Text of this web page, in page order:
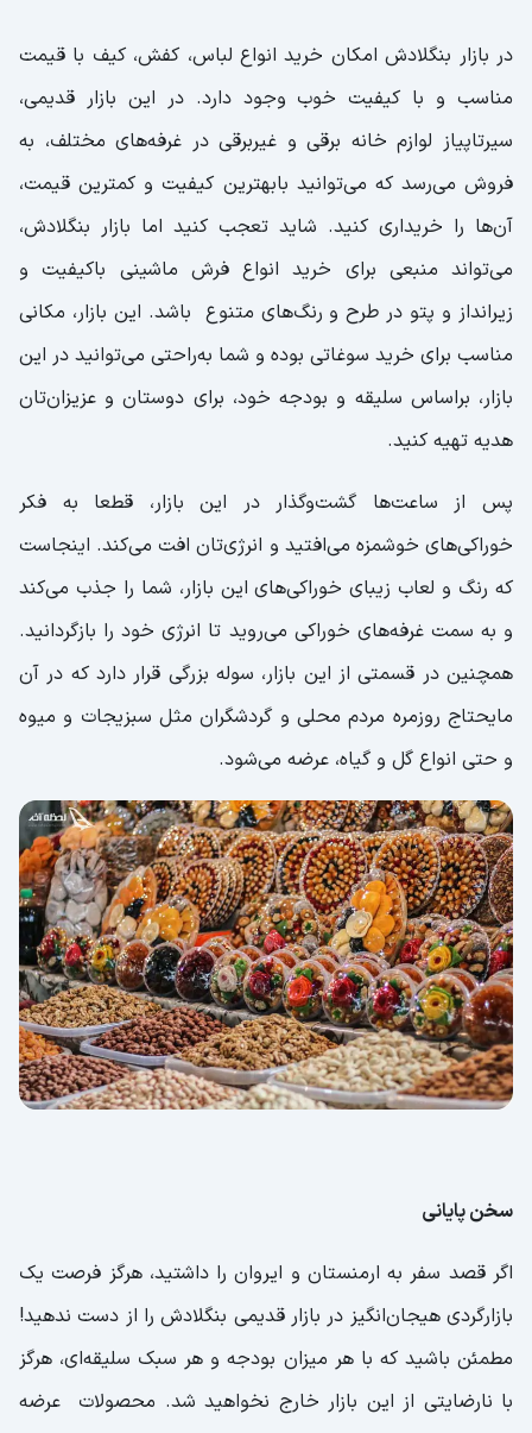
در بازار بنگلادش امکان خرید انواع لباس، کفش، کیف با قیمت
مناسب و با کیفیت خوب وجود دارد. در این بازار قدیمی،
سیرتاپیاز لوازم خانه برقی و غیربرقی در غرفه‌های مختلف، به
فروش می‌رسد که می‌توانید بابهترین کیفیت و کمترین قیمت،
آن‌ها را خریداری کنید. شاید تعجب کنید اما بازار بنگلادش،
می‌تواند منبعی برای خرید انواع فرش ماشینی باکیفیت و
زیرانداز و پتو در طرح و رنگ‌های متنوع باشد. این بازار، مکانی
مناسب برای خرید سوغاتی بوده و شما به‌راحتی می‌توانید در این
بازار، براساس سلیقه و بودجه خود، برای دوستان و عزیزان‌تان
هدیه تهیه کنید.
پس از ساعت‌ها گشت‌و‌گذار در این بازار، قطعا به فکر
خوراکی‌های خوشمزه می‌افتید و انرژی‌تان افت می‌کند. اینجاست
که رنگ و لعاب زیبای خوراکی‌های این بازار، شما را جذب می‌کند
و به سمت غرفه‌های خوراکی می‌روید تا انرژی خود را بازگردانید.
همچنین در قسمتی از این بازار، سوله بزرگی قرار دارد که در آن
مایحتاج روزمره مردم محلی و گردشگران مثل سبزیجات و میوه
و حتی انواع گل و گیاه، عرضه می‌شود‌.
سخن پایانی
اگر قصد سفر به ارمنستان و ایروان را داشتید، هرگز فرصت یک
بازارگردی هیجان‌انگیز در بازار قدیمی بنگلادش را از دست ندهید!
مطمئن باشید که با هر میزان بودجه و هر سبک سلیقه‌ای، هرگز
با نارضایتی از این بازار خارج نخواهید شد. محصولات عرضه